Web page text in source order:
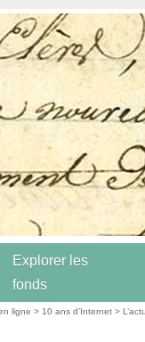
Explorer les
fonds
ligne > 10 ans d’Internet >